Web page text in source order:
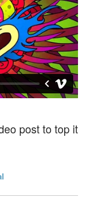
post to top it